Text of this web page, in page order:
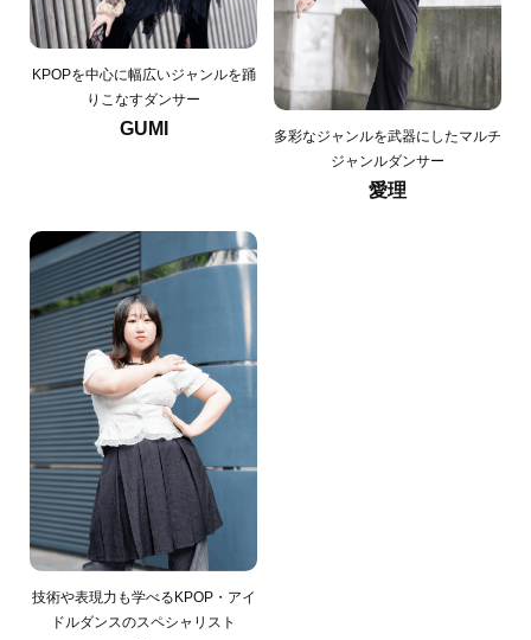
KPOPを中心に幅広いジャンルを踊
りこなすダンサー
GUMI
多彩なジャンルを武器にしたマルチ
ジャンルダンサー
愛理
技術や表現力も学べるKPOP・アイ
ドルダンスのスペシャリスト